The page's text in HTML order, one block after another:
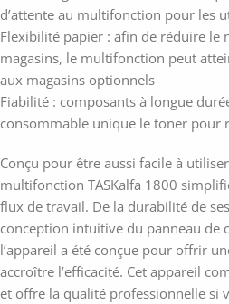
d’attente au multifonction pour les
Flexibilité papier : afin de réduire le
magasins, le multifonction peut
aux magasins optionnels
Fiabilité : composants à longue
consommable unique le toner pour
Conçu pour être aussi facile à
multifonction TASKalfa 1800
flux de travail. De la durabilité de
conception intuitive du panneau de
l’appareil a été conçue pour offrir
accroître l’efficacité. Cet appareil
et offre la qualité professionnelle si